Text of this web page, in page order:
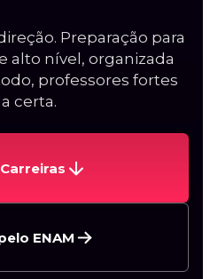
Preparação para
alto nível, organizada
professores fortes
certa.
ENAM